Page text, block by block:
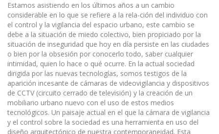
Estamos asistiendo en los últimos años a un cambio
considerable en lo que se refiere a la rela-ción del individuo con
el control y la vigilancia del espacio urbano, este cambio se
debe a la situación de miedo colectivo, bien propiciado por la
situación de inseguridad que hoy en día persiste en las ciudades
o bien por la obsesión por conocerlo todo, saber cualquier
intimidad, quien lo hace o qué ocurre. En la actual sociedad
dirigida por las nuevas tecnologías, somos testigos de la
aparición incesante de cámaras de videovigilancia y dispositivos
de CCTV (circuito cerrado de televisión) y la creación de un
mobiliario urbano nuevo con el uso de estos medios
tecnológicos. Un paisaje actual en el que la cámara de vigilancia
y el control sobre la sociedad es una herramienta en uso del
diseño arquitectónico de nuestra contemporaneidad. Esta